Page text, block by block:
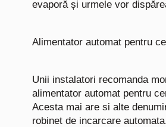
evaporă și urmele vor
Alimentator automat pentru
Unii instalatori recomanda
alimentator automat pentru
Acesta mai are si alte
robinet de incarcare